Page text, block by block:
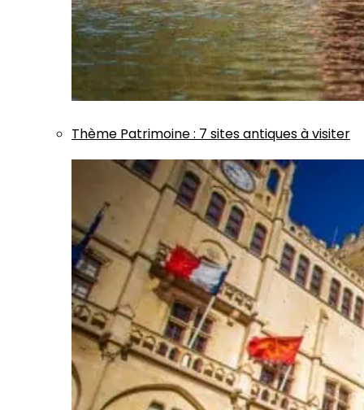
Thème Patrimoine: 7 sites antiques à visiter